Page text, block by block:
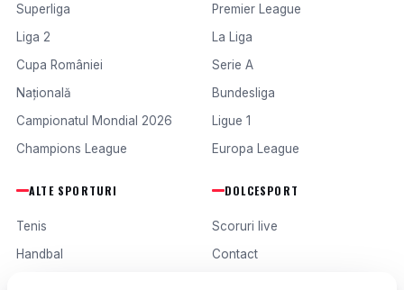
Superliga
Liga 2
Cupa României
Națională
Campionatul Mondial 2026
Champions League
Premier League
La Liga
Serie A
Bundesliga
Ligue 1
Europa League
ALTE SPORTURI
Tenis
Handbal
DOLCESPORT
Scoruri live
Contact